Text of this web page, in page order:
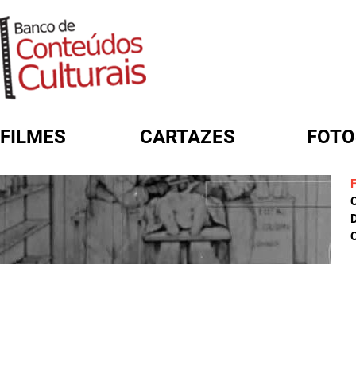
FILMES CARTAZES
FORMULÁRIO DE BUSCA